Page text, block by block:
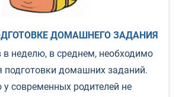
ДОМАШНЕГО ЗАДАНИЯ
в неделю, в среднем, необходимо
подготовки домашних заданий.
у современных родителей не